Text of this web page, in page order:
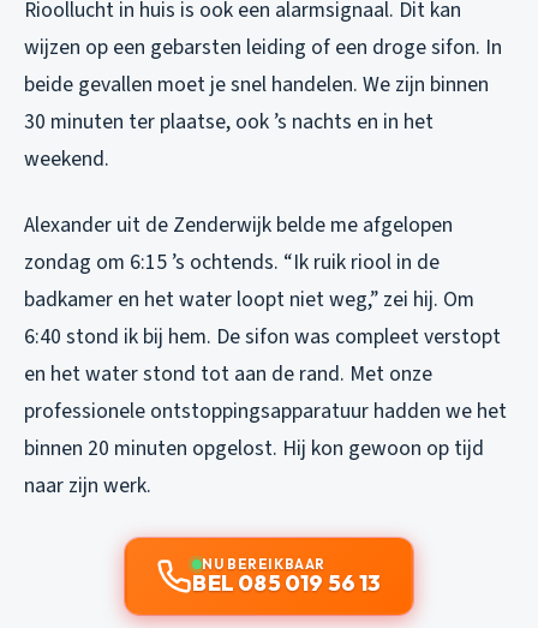
Rioollucht in huis is ook een alarmsignaal. Dit kan
wijzen op een gebarsten leiding of een droge sifon. In
beide gevallen moet je snel handelen. We zijn binnen
30 minuten ter plaatse, ook ’s nachts en in het
weekend.
Alexander uit de Zenderwijk belde me afgelopen
zondag om 6:15 ’s ochtends. “Ik ruik riool in de
badkamer en het water loopt niet weg,” zei hij. Om
6:40 stond ik bij hem. De sifon was compleet verstopt
en het water stond tot aan de rand. Met onze
professionele ontstoppingsapparatuur hadden we het
binnen 20 minuten opgelost. Hij kon gewoon op tijd
naar zijn werk.
NU BEREIKBAAR
BEL 085 019 56 13